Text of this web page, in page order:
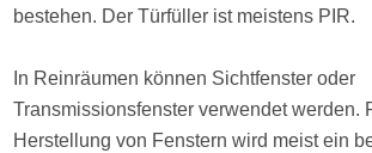
bestehen. Der Türfüller ist meistens PIR.
In Reinräumen können Sichtfenster oder
Transmissionsfenster verwendet werden.
Herstellung von Fenstern wird meist ein